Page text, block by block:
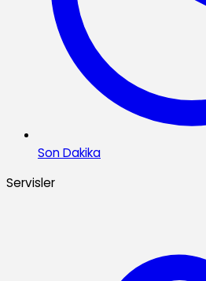
Son Dakika
Servisler